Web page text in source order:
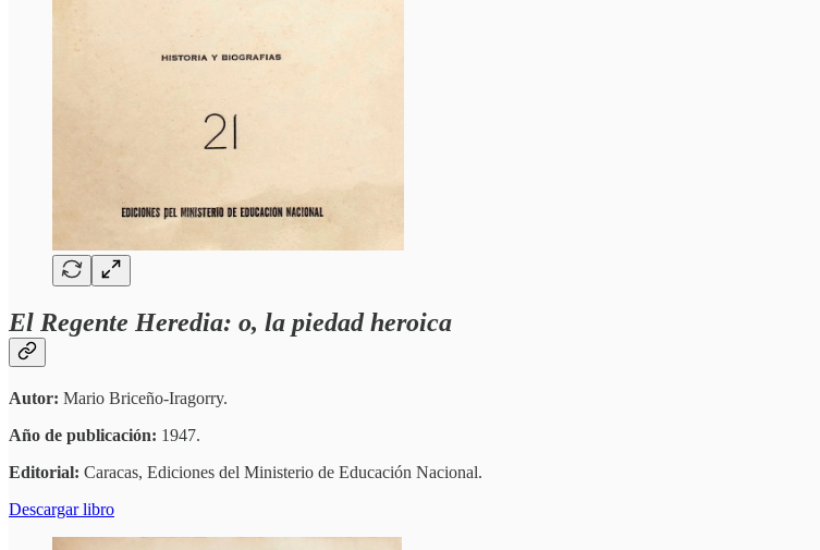
El Regente Heredia: o, la piedad heroica
Autor: Mario Briceño-Iragorry.
Año de publicación: 1947.
Editorial: Caracas, Ediciones del Ministerio de Educación Nacional.
Descargar libro